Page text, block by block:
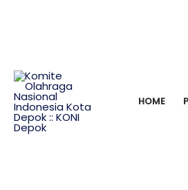
HOME